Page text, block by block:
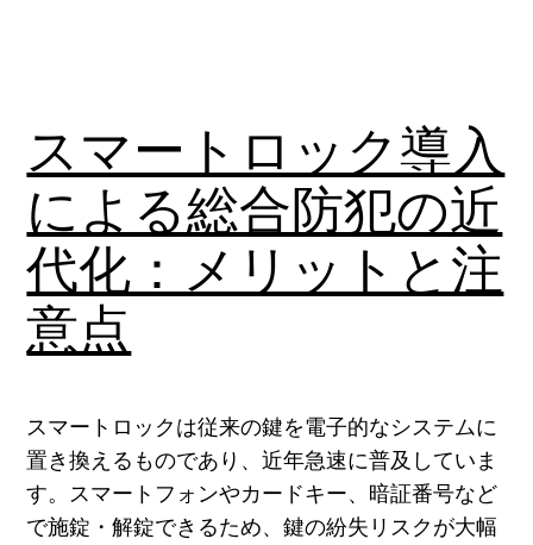
スマートロック導入
による総合防犯の近
代化：メリットと注
意点
スマートロックは従来の鍵を電子的なシステムに
置き換えるものであり、近年急速に普及していま
す。スマートフォンやカードキー、暗証番号など
で施錠・解錠できるため、鍵の紛失リスクが大幅